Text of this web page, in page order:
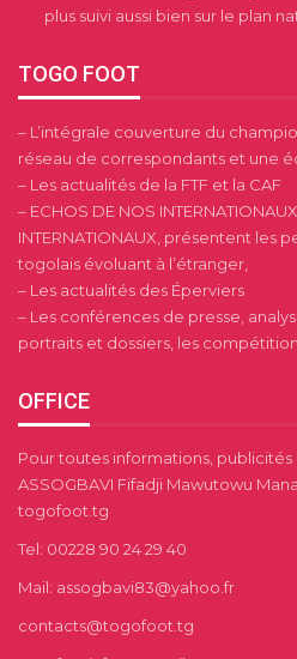
plus suivi aussi bien sur le plan
TOGO FOOT
– L’intégrale couverture du
réseau de correspondants et une
– Les actualités de la FTF et la CAF
– ECHOS DE NOS
INTERNATIONAUX, présentent les
togolais évoluant à l’étranger,
– Les actualités des Éperviers
– Les conférences de presse,
portraits et dossiers, les
OFFICE
Pour toutes informations,
ASSOGBAVI Fifadji Mawutowu
togofoot.tg
Tel: 00228 90 24 29 40
Mail: assogbavi83@yahoo.fr
contacts@togofoot.tg